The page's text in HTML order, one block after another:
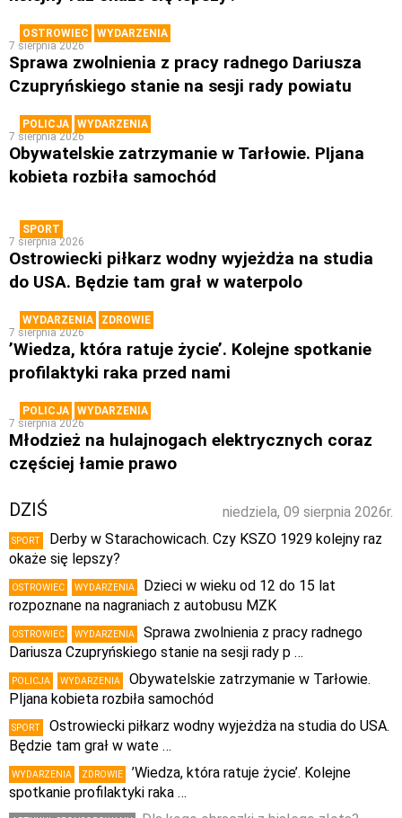
OSTROWIEC
WYDARZENIA
7 sierpnia 2026
Sprawa zwolnienia z pracy radnego Dariusza
Czupryńskiego stanie na sesji rady powiatu
POLICJA
WYDARZENIA
7 sierpnia 2026
Obywatelskie zatrzymanie w Tarłowie. PIjana
kobieta rozbiła samochód
SPORT
7 sierpnia 2026
Ostrowiecki piłkarz wodny wyjeżdża na studia
do USA. Będzie tam grał w waterpolo
WYDARZENIA
ZDROWIE
7 sierpnia 2026
’Wiedza, która ratuje życie’. Kolejne spotkanie
profilaktyki raka przed nami
POLICJA
WYDARZENIA
7 sierpnia 2026
Młodzież na hulajnogach elektrycznych coraz
częściej łamie prawo
niedziela, 09 sierpnia 2026r.
DZIŚ
SPORT
Derby w Starachowicach. Czy KSZO 1929 kolejny raz
okaże się lepszy?
OSTROWIEC WYDARZENIA
Dzieci w wieku od 12 do 15 lat
rozpoznane na nagraniach z autobusu MZK
OSTROWIEC WYDARZENIA
Sprawa zwolnienia z pracy radnego
Dariusza Czupryńskiego stanie na sesji rady p …
POLICJA WYDARZENIA
Obywatelskie zatrzymanie w Tarłowie.
PIjana kobieta rozbiła samochód
SPORT
Ostrowiecki piłkarz wodny wyjeżdża na studia do USA.
Będzie tam grał w wate …
WYDARZENIA ZDROWIE
’Wiedza, która ratuje życie’. Kolejne
spotkanie profilaktyki raka …